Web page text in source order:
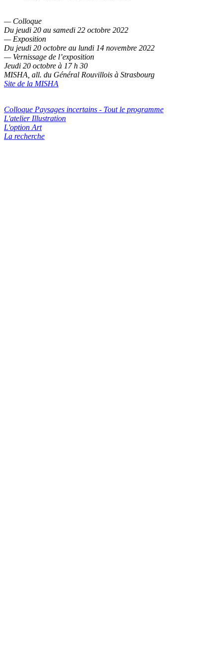
— Colloque
Du jeudi 20 au samedi 22 octobre 2022
— Exposition
Du jeudi 20 octobre au lundi 14 novembre 2022
— Vernissage de l’exposition
Jeudi 20 octobre à 17 h 30
MISHA, all. du Général Rouvillois à Strasbourg
Site de la MISHA
Colloque Paysages incertains - Tout le programme
L'atelier Illustration
L'option Art
La recherche